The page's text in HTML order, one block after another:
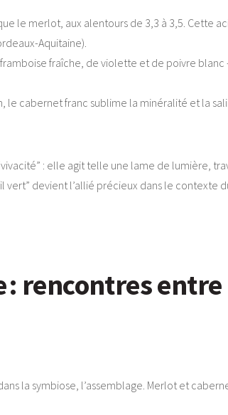
le merlot, aux alentours de 3,3 à 3,5. Cette
Aquitaine).
framboise fraîche, de violette et de poivre
le cabernet franc sublime la minéralité et la
: elle agit telle une lame de lumière,
vert” devient l’allié précieux dans le
: rencontres
la symbiose, l’assemblage. Merlot et